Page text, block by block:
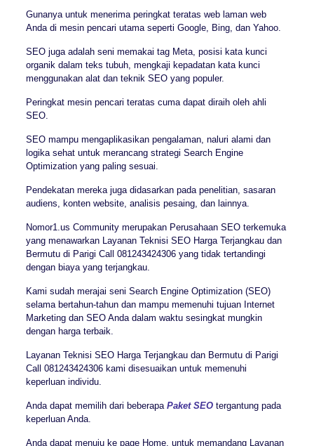
Gunanya untuk menerima peringkat teratas web laman web
Anda di mesin pencari utama seperti Google, Bing, dan Yahoo.
SEO juga adalah seni memakai tag Meta, posisi kata kunci
organik dalam teks tubuh, mengkaji kepadatan kata kunci
menggunakan alat dan teknik SEO yang populer.
Peringkat mesin pencari teratas cuma dapat diraih oleh ahli
SEO.
SEO mampu mengaplikasikan pengalaman, naluri alami dan
logika sehat untuk merancang strategi Search Engine
Optimization yang paling sesuai.
Pendekatan mereka juga didasarkan pada penelitian, sasaran
audiens, konten website, analisis pesaing, dan lainnya.
Nomor1.us Community merupakan Perusahaan SEO terkemuka
yang menawarkan Layanan Teknisi SEO Harga Terjangkau dan
Bermutu di Parigi Call 081243424306 yang tidak tertandingi
dengan biaya yang terjangkau.
Kami sudah merajai seni Search Engine Optimization (SEO)
selama bertahun-tahun dan mampu memenuhi tujuan Internet
Marketing dan SEO Anda dalam waktu sesingkat mungkin
dengan harga terbaik.
Layanan Teknisi SEO Harga Terjangkau dan Bermutu di Parigi
Call 081243424306 kami disesuaikan untuk memenuhi
keperluan individu.
Anda dapat memilih dari beberapa Paket SEOtergantung pada
keperluan Anda.
Anda dapat menuju ke page Home, untuk memandang Layanan